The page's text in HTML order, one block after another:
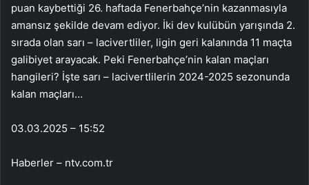
puan kaybettiği 26. haftada Fenerbahçe’nin kazanmasıyla
amansız şekilde devam ediyor. İki dev kulübün yarışında 2.
sırada olan sarı – lacivertliler, ligin geri kalanında 11 maçta
galibiyet arayacak. Peki Fenerbahçe’nin kalan maçları
hangileri? İşte sarı – lacivertlilerin 2024-2025 sezonunda
kalan maçları…
03.03.2025 – 15:52
Haberler – ntv.com.tr